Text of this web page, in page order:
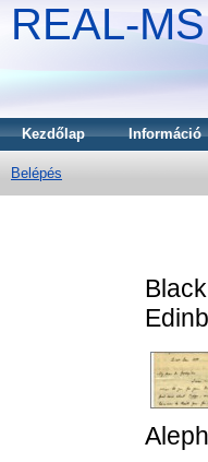
REAL-MS
Kezdőlap Információ
Belépés